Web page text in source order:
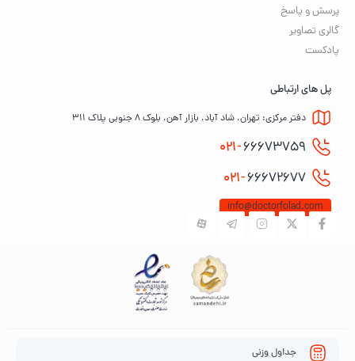
پرسش و پاسخ
گالری تصاویر
پادکست
پل های ارتباطی
دفتر مرکزی: تهران، شاد آباد، بازار آهن، بلوک ۸ جنوبی پلاک ۳۱۱
021-66673759
021-66672677
info@doctorfolad.com
جداول وزنی